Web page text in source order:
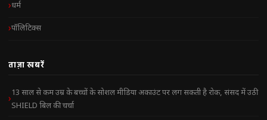
धर्म
पॉलिटिक्स
ताज़ा खबरें
13 साल से कम उम्र के बच्चों के सोशल मीडिया अकाउंट पर लग सकती है रोक, संसद में उठी
SHIELD बिल की चर्चा